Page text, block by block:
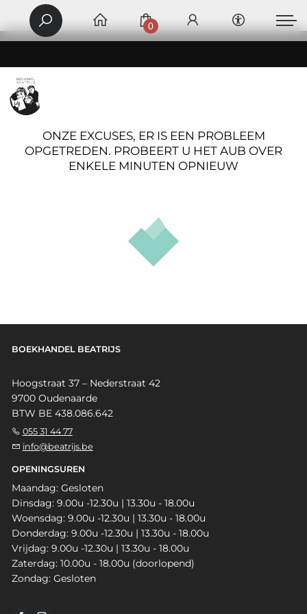
0
ONZE EXCUSES, ER IS EEN PROBLEEM
OPGETREDEN. PROBEERT U HET AUB OVER
ENKELE MINUTEN OPNIEUW
BOEKHANDEL BEATRIJS
Hoogstraat 37 – Nederstraat 42
9700 Oudenaarde
BTW BE 438.086.642
055 31 44 77
info@beatrijs.be
OPENINGSUREN
Maandag: Gesloten
Dinsdag: 9.00u -12.30u | 13.30u - 18.00u
Woensdag: 9.00u -12.30u | 13.30u - 18.00u
Donderdag: 9.00u -12.30u | 13.30u - 18.00u
Vrijdag: 9.00u -12.30u | 13.30u - 18.00u
Zaterdag: 10.00u - 18.00u (doorlopend)
Zondag: Gesloten